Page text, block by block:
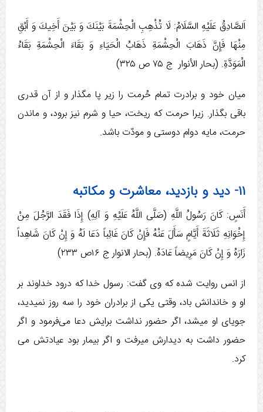
اَلصَّادِقُ عَلَيْهِ السَّلَامُ: لَا تُذْهِبِ‏ الْحِشْمَةَ بَيْنَكَ وَ بَيْنَ أَخِيكَ وَ أَبْقِ
مِنْهَا فَإِنَّ ذَهَابَ الْحِشْمَةِ ذَهَابُ الْحَيَاءِ وَ بَقَاءَ الْحِشْمَةِ بَقَاءُ
الْمَوَدَّةِ. (بحار الأنوار ج ‏۷۵ ص ۳۲۵)
میان خود و برادرت تمام حُرمت را زیر پا مگذار و از آن قدری
باقی بگذار. زیرا حرمت که ریخت، حیا و شرم نیز برود، و ماندن
حرمت، مایه دوام دوستی و مودّت باشد.
۱۱- دید و بازدید، معاشرت و مکاتبه
أَنَسٍ: كَانَ رَسُولُ اللَّهِ (صَلَّی اللَّهُ عَلَيْهِ وَ آلِهِ) إِذَا فَقَدَ الرَّجُلَ مِنْ
إِخْوَانِهِ‏ ثَلَاثَةَ أَيَّامٍ سَأَلَ عَنْهُ فَإِنْ كَانَ غَائِباً دَعَا لَهُ وَ إِنْ كَانَ شَاهِداً
زَارَهُ وَ إِنْ كَانَ مَرِيضاً عَادَهُ. (بحار الانوار ج ۱۶ص ۲۳۳)
از انس روایت شده که وی گفت: رسول خدا که درود خداوند بر
او و خاندانش باد، وقتی یکی از برادران خود را سه روز نمی­دید،
جویای او می­شد، اگر حضور نداشت برایش دعا می­‌فرمود و اگر
حضور داشت به دیدارش می­رفت و اگر بیمار بود عیادتش می­‌
کرد.